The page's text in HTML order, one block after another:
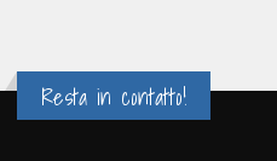
Resta in contatto!